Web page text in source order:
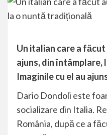
Un italian care a
ajuns, din
Imaginile cu el au
Dario Dondoli este
socializare din Italia.
România, după ce a